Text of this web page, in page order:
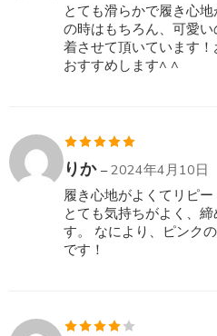
とても滑らかで履き心
の時はもちろん、可愛
着させて頂いています
おすすめします^ ^
5段階中5の
評価
りか – 2024年4月10日
履き心地がよくてリピ
とても気持ちがよく、
す。 なにより、ピンク
です！